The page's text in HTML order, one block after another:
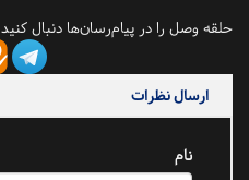
حلقه وصل را در پیام‌رسان‌ها دنبال کنید
ارسال نظرات
نام